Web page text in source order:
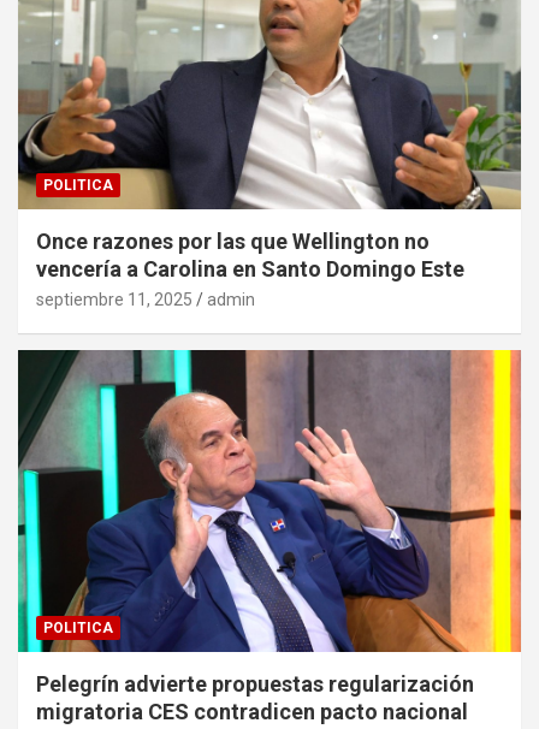
POLITICA
Once razones por las que Wellington no
vencería a Carolina en Santo Domingo Este
septiembre 11, 2025 admin
POLITICA
Pelegrín advierte propuestas regularización
migratoria CES contradicen pacto nacional